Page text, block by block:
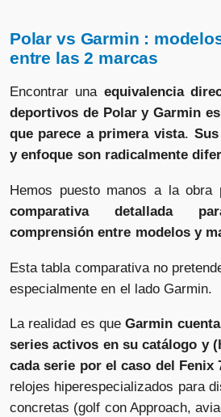
Polar vs Garmin :
entre las 2 marcas
Encontrar una equivalencia
deportivos de Polar y Garmin
que parece a primera vista.
y enfoque son radicalmente
Hemos puesto manos a la obra
comparativa detallada
comprensión entre modelos y
Esta tabla comparativa no
especialmente en el lado Garmin.
La realidad es queGarmin
series activos en su catálogo y
cada serie por el caso del Fenix
relojes hiperespecializados para
concretas (golf con Approach,